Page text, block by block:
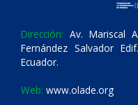
Dirección: Av. Mariscal
Fernández Salvador
Ecuador.
Web: www.olade.org